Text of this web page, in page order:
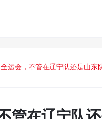
运会，不管在辽宁队还是山东